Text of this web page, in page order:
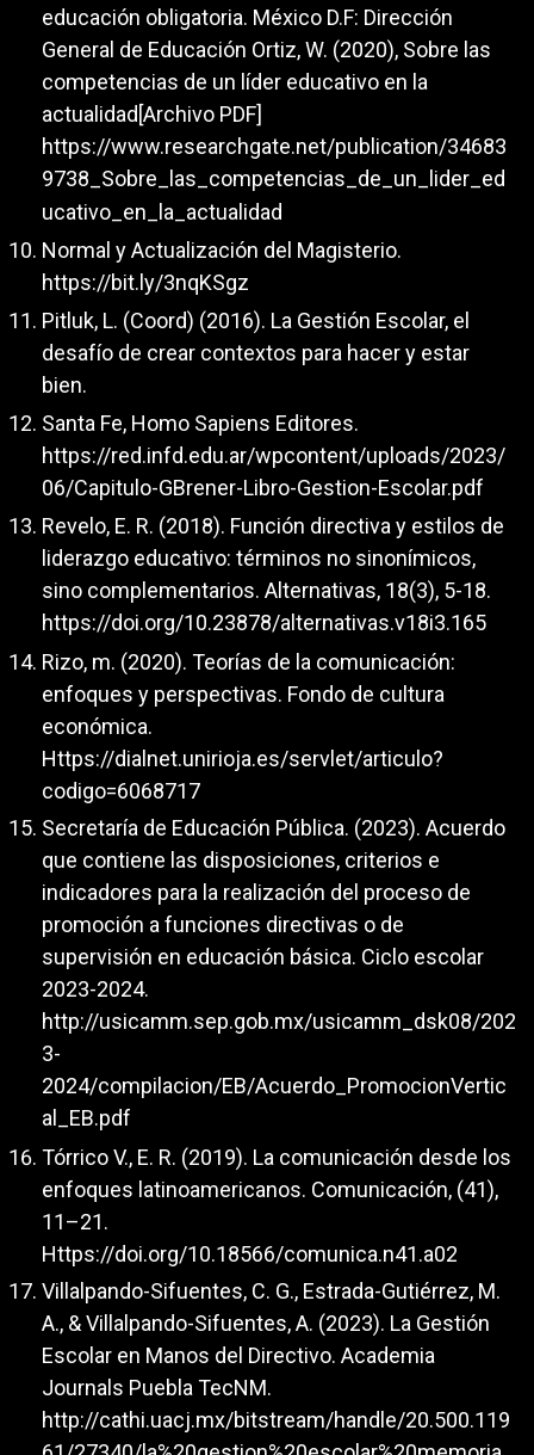
educación obligatoria. México D.F: Dirección
General de Educación Ortiz, W. (2020), Sobre las
competencias de un líder educativo en la
actualidad[Archivo PDF]
https://www.researchgate.net/publication/34683
9738_Sobre_las_competencias_de_un_lider_ed
ucativo_en_la_actualidad
Normal y Actualización del Magisterio.
https://bit.ly/3nqKSgz
Pitluk, L. (Coord) (2016). La Gestión Escolar, el
desafío de crear contextos para hacer y estar
bien.
Santa Fe, Homo Sapiens Editores.
https://red.infd.edu.ar/wpcontent/uploads/2023/
06/Capitulo-GBrener-Libro-Gestion-Escolar.pdf
Revelo, E. R. (2018). Función directiva y estilos de
liderazgo educativo: términos no sinonímicos,
sino complementarios. Alternativas, 18(3), 5-18.
https://doi.org/10.23878/alternativas.v18i3.165
Rizo, m. (2020). Teorías de la comunicación:
enfoques y perspectivas. Fondo de cultura
económica.
Https://dialnet.unirioja.es/servlet/articulo?
codigo=6068717
Secretaría de Educación Pública. (2023). Acuerdo
que contiene las disposiciones, criterios e
indicadores para la realización del proceso de
promoción a funciones directivas o de
supervisión en educación básica. Ciclo escolar
2023-2024.
http://usicamm.sep.gob.mx/usicamm_dsk08/202
3-
2024/compilacion/EB/Acuerdo_PromocionVertic
al_EB.pdf
Tórrico V., E. R. (2019). La comunicación desde los
enfoques latinoamericanos. Comunicación, (41),
11–21.
Https://doi.org/10.18566/comunica.n41.a02
Villalpando-Sifuentes, C. G., Estrada-Gutiérrez, M.
A., & Villalpando-Sifuentes, A. (2023). La Gestión
Escolar en Manos del Directivo. Academia
Journals Puebla TecNM.
http://cathi.uacj.mx/bitstream/handle/20.500.119